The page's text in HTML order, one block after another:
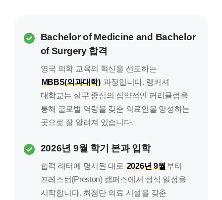
Bachelor of Medicine and Bachelor
of Surgery 합격
영국 의학 교육의 혁신을 선도하는
MBBS(의과대학)과정입니다. 랭커셔
대학교는 실무 중심의 집약적인 커리큘럼을
통해 글로벌 역량을 갖춘 의료인을 양성하는
곳으로 잘 알려져 있습니다.
2026년 9월 학기 본과 입학
합격 레터에 명시된 대로 2026년 9월부터
프레스턴(Preston) 캠퍼스에서 정식 일정을
시작합니다. 최첨단 의료 시설을 갖춘